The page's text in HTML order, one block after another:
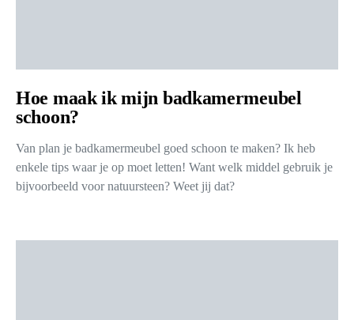
Hoe maak ik mijn badkamermeubel
schoon?
Van plan je badkamermeubel goed schoon te maken? Ik heb
enkele tips waar je op moet letten! Want welk middel gebruik je
bijvoorbeeld voor natuursteen? Weet jij dat?